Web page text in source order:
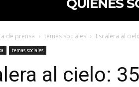
QUIÉNES
de prensa temas sociales Escalera al
temas sociales
al cielo: